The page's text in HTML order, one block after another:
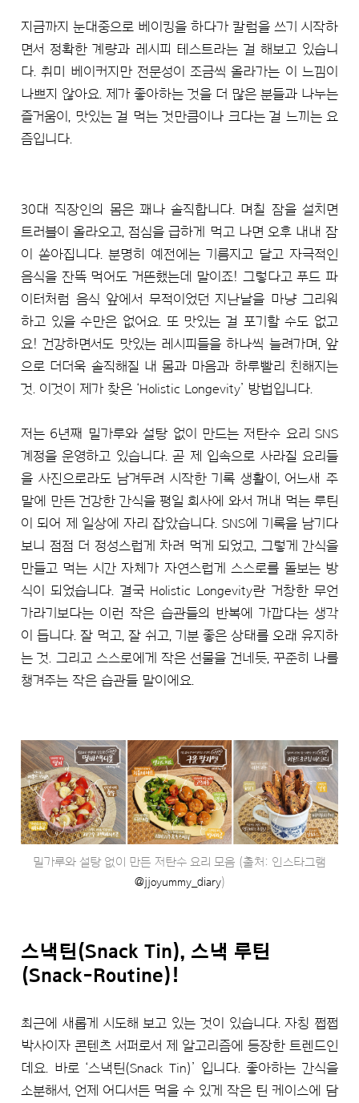
지금까지 눈대중으로 베이킹을 하다가 칼럼을 쓰기 시작하
면서 정확한 계량과 레시피 테스트라는 걸 해보고 있습니
다. 취미 베이커지만 전문성이 조금씩 올라가는 이 느낌이
나쁘지 않아요. 제가 좋아하는 것을 더 많은 분들과 나누는
즐거움이, 맛있는 걸 먹는 것만큼이나 크다는 걸 느끼는 요
즘입니다.
30대 직장인의 몸은 꽤나 솔직합니다. 며칠 잠을 설치면
트러블이 올라오고, 점심을 급하게 먹고 나면 오후 내내 잠
이 쏟아집니다. 분명히 예전에는 기름지고 달고 자극적인
음식을 잔뜩 먹어도 거뜬했는데 말이죠! 그렇다고 푸드 파
이터처럼 음식 앞에서 무적이었던 지난날을 마냥 그리워
하고 있을 수만은 없어요. 또 맛있는 걸 포기할 수도 없고
요! 건강하면서도 맛있는 레시피들을 하나씩 늘려가며, 앞
으로 더더욱 솔직해질 내 몸과 마음과 하루빨리 친해지는
것. 이것이 제가 찾은 ‘Holistic Longevity’ 방법입니다.
저는 6년째 밀가루와 설탕 없이 만드는 저탄수 요리 SNS
계정을 운영하고 있습니다. 곧 제 입속으로 사라질 요리들
을 사진으로라도 남겨두려 시작한 기록 생활이, 어느새 주
말에 만든 건강한 간식을 평일 회사에 와서 꺼내 먹는 루틴
이 되어 제 일상에 자리 잡았습니다. SNS에 기록을 남기다
보니 점점 더 정성스럽게 차려 먹게 되었고, 그렇게 간식을
만들고 먹는 시간 자체가 자연스럽게 스스로를 돌보는 방
식이 되었습니다. 결국 Holistic Longevity란 거창한 무언
가라기보다는 이런 작은 습관들의 반복에 가깝다는 생각
이 듭니다. 잘 먹고, 잘 쉬고, 기분 좋은 상태를 오래 유지하
는 것. 그리고 스스로에게 작은 선물을 건네듯, 꾸준히 나를
챙겨주는 작은 습관들 말이에요.
밀가루와 설탕 없이 만든 저탄수 요리 모음 (출처: 인스타그램
@jjoyummy_diary)
스낵틴(Snack Tin), 스낵 루틴
(Snack-Routine)!
최근에 새롭게 시도해 보고 있는 것이 있습니다. 자칭 쩝쩝
박사이자 콘텐츠 서퍼로서 제 알고리즘에 등장한 트렌드인
데요. 바로 ‘스낵틴(Snack Tin)’ 입니다. 좋아하는 간식을
소분해서, 언제 어디서든 먹을 수 있게 작은 틴 케이스에 담